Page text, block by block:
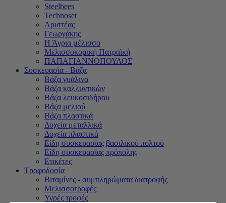
Steelbees
Technoset
Αριστέας
Γεωργάκης
Η Άγρια μέλισσα
Μελισσοκομική Πατραϊκή
ΠΑΠΑΓΙΑΝΝΟΠΟΥΛΟΣ
Συσκευασία - Βάζα
Βάζα γυάλινα
Βάζα καλλυντικών
Βάζα λευκοσιδήρου
Βάζα μελιού
Βάζα πλαστικά
Δοχεία μεταλλικά
Δοχεία πλαστικά
Είδη συσκευασίας βασιλικού πολτού
Είδη συσκευασίας πρόπολης
Ετικέτες
Τροφοδοσία
Βιταμίνες - συμπληρώματα διατροφής
Μελισσοτροφές
Υγρές τροφές